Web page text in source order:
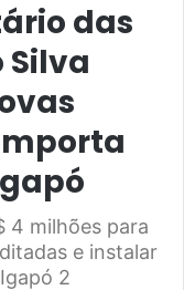
das
Silva
4 milhões para
e instalar
2